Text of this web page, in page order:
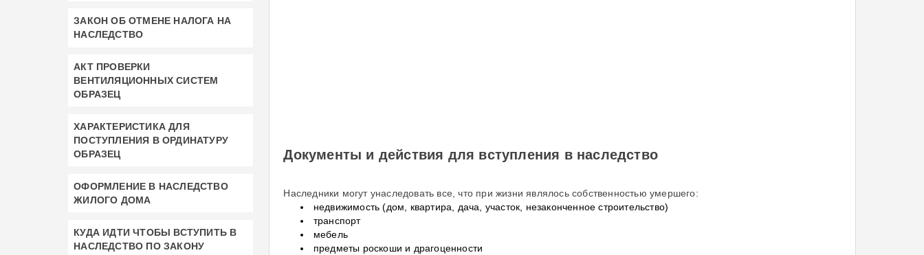
Документы и действия для вступления в наследство
Наследники могут унаследовать все, что при жизни являлось собственностью умершего:
недвижимость (дом, квартира, дача, участок, незаконченное строительство)
транспорт
мебель
предметы роскоши и драгоценности
ЗАКОН ОБ ОТМЕНЕ НАЛОГА НА
НАСЛЕДСТВО
АКТ ПРОВЕРКИ
ВЕНТИЛЯЦИОННЫХ СИСТЕМ
ОБРАЗЕЦ
ХАРАКТЕРИСТИКА ДЛЯ
ПОСТУПЛЕНИЯ В ОРДИНАТУРУ
ОБРАЗЕЦ
ОФОРМЛЕНИЕ В НАСЛЕДСТВО
ЖИЛОГО ДОМА
КУДА ИДТИ ЧТОБЫ ВСТУПИТЬ В
НАСЛЕДСТВО ПО ЗАКОНУ